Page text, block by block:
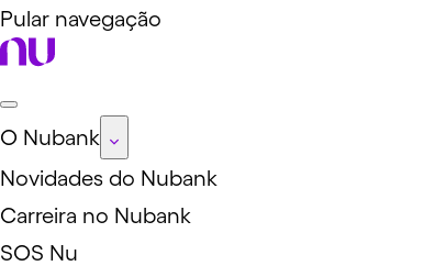
Pular navegação
O Nubank
Novidades do Nubank
Carreira no Nubank
SOS Nu